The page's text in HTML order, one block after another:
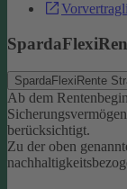
SpardaFlexiRente
Ab dem
berücksichtigt.
Zu der oben